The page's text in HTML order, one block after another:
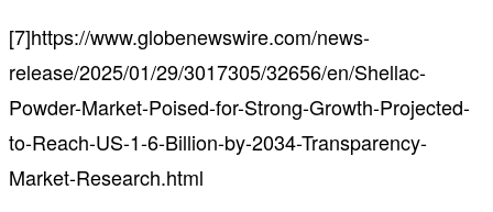
[7]https://www.globenewswire.com/news-
release/2025/01/29/3017305/32656/en/Shellac-
Powder-Market-Poised-for-Strong-Growth-Projected-
to-Reach-US-1-6-Billion-by-2034-Transparency-
Market-Research.html